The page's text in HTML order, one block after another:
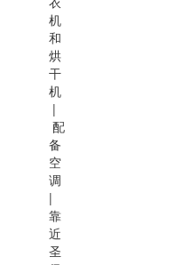
机
和
烘
干
机
|
配
备
空
调
|
靠
近
圣